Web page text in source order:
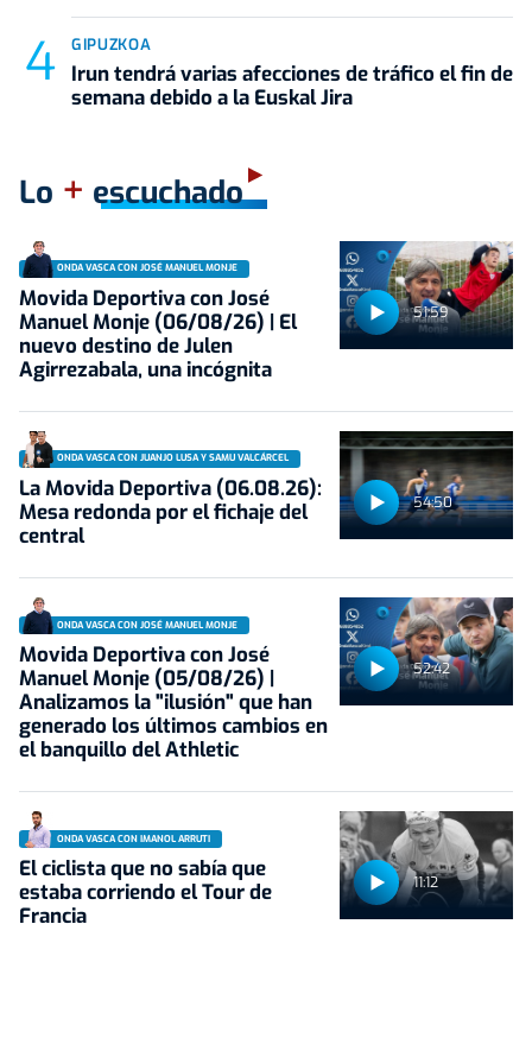
GIPUZKOA
Irun tendrá varias afecciones de tráfico el fin de
semana debido a la Euskal Jira
Lo + escuchado
51:59
ONDA VASCA CON JOSÉ MANUEL MONJE
Movida Deportiva con José
Manuel Monje (06/08/26) | El
nuevo destino de Julen
Agirrezabala, una incógnita
54:50
ONDA VASCA CON JUANJO LUSA Y SAMU VALCÁRCEL
La Movida Deportiva (06.08.26):
Mesa redonda por el fichaje del
central
52:42
ONDA VASCA CON JOSÉ MANUEL MONJE
Movida Deportiva con José
Manuel Monje (05/08/26) |
Analizamos la "ilusión" que han
generado los últimos cambios en
el banquillo del Athletic
11:12
ONDA VASCA CON IMANOL ARRUTI
El ciclista que no sabía que
estaba corriendo el Tour de
Francia